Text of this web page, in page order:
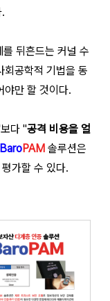
뒤흔드는 커널 수
회공학적 기법을 동
야만 할 것이다.
다 "공격 비용을 얼
BaroPAM 솔루션은
가할 수 있다.